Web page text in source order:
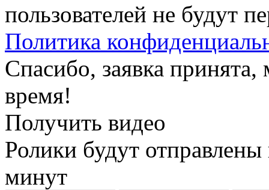
пользователей не будут
Политика
Спасибо, заявка
время!
Получить видео
Ролики будут
минут